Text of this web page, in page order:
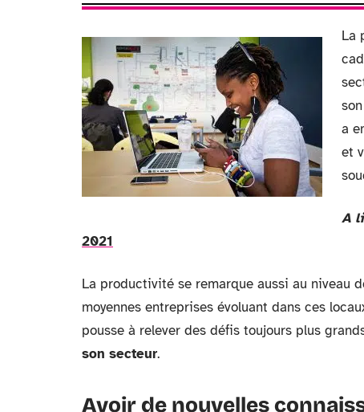
La
a
et
A
2021
La productivité se remarque aussi au niveau
moyennes entreprises évoluant dans ces
pousse à relever des défis toujours plus
son secteur.
Avoir de nouvelles